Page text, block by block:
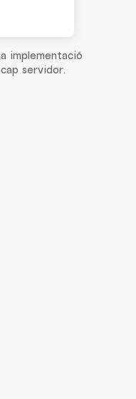
implementació
servidor.